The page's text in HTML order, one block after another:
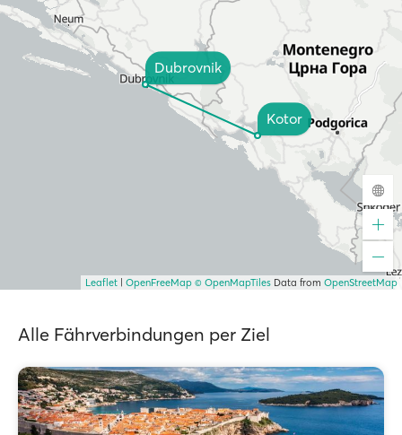
Kotor
Dubrovnik
Leaflet OpenFreeMap © OpenMapTiles Data from OpenStreetMap
Alle Fährverbindungen per Ziel